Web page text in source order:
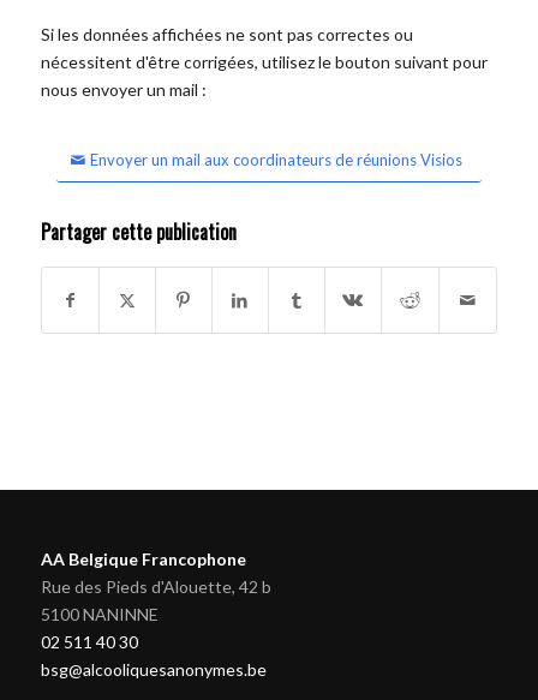
Si les données affichées ne sont pas correctes ou
nécessitent d'être corrigées, utilisez le bouton suivant pour
nous envoyer un mail :
Envoyer un mail aux coordinateurs de réunions Visios
Partager cette publication
AA Belgique Francophone
Rue des Pieds d'Alouette, 42 b
5100 NANINNE
02 511 40 30
bsg@alcooliquesanonymes.be